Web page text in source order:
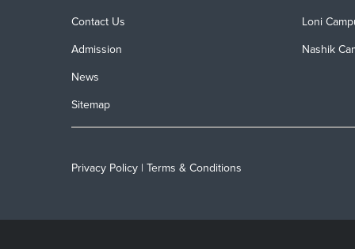
Contact Us
Admission
News
Sitemap
Loni
Nashik
Privacy Policy | Terms & Conditions